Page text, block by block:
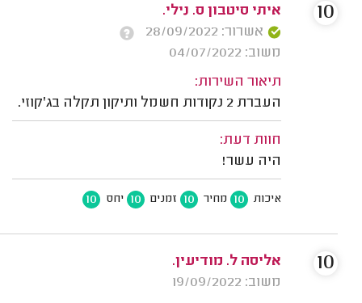
איתי סיטבון ס. נילי.
אשרור: 28/09/2022
משוב: 04/07/2022
תיאור השירות:
העברת 2 נקודות חשמל ותיקון תקלה בג'קוזי.
חוות דעת:
היה עשר!
איכות 10 מחיר 10 זמנים 10 יחס 10
10
אליסה ל. מודיעין.
משוב: 19/09/2022
10